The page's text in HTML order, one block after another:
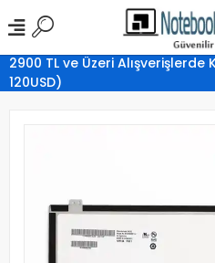
2900 TL ve Üzeri
120USD)